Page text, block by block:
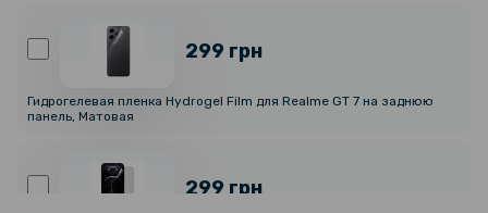
299 грн
Гидрогелевая пленка Hydrogel Film для Realme GT 7 на заднюю
панель, Матовая
299 грн